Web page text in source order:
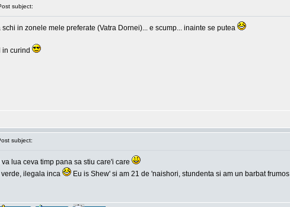
subject:
in zonele mele preferate (Vatra Dornei)... e scump... inainte se putea
in curind
subject:
lua ceva timp pana sa stiu care'i care
ilegala inca
Eu is Shew' si am 21 de 'naishori, stundenta si am un barbat frumos